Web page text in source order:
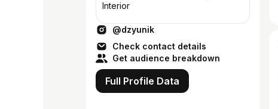
Interior
@dzyunik
Check contact details
Get audience breakdown
Full Profile Data